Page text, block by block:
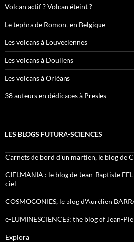
Volcan actif ? Volcan éteint ?
Le tephra de Romont en Belgique
Les volcans à Louveciennes
Les volcans à Doullens
Les volcans à Orléans
38 auteurs en dédicaces à Presles
LES BLOGS FUTURA-SCIENCES
Carnets de bord d’un martien, le blog de
CIELMANIA : le blog de Jean-Baptiste
ciel
COSMOGONIES, le blog d'Aurélien
e-LUMINESCIENCES: the blog of Jean-
Explora